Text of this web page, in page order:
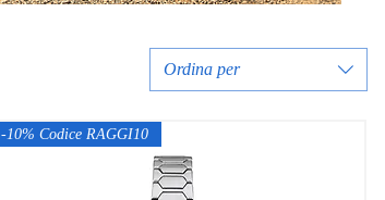
Ordina per
-10% Codice RAGGI10